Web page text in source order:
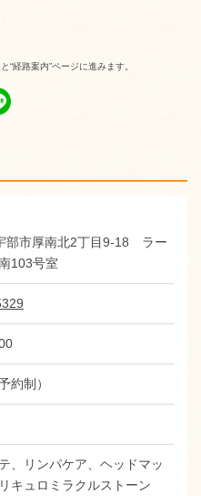
経路案内”ページに進みます。
部市厚南北2丁目9-18 ラー
103号室
約制）
、リンパケア、ヘッドマッ
キュロミラクルストーン